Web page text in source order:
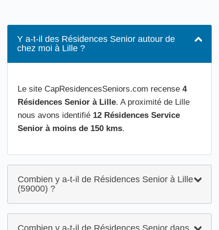
Y a-t-il des Résidences Senior autour de
chez moi à Lille ?
Le site CapResidencesSeniors.com recense 4
Résidences Senior à Lille. A proximité de Lille
nous avons identifié 12 Résidences Service
Senior à moins de 150 kms.
Combien y a-t-il de Résidences Senior à Lille
(59000) ?
Combien y a-t-il de Résidences Senior dans